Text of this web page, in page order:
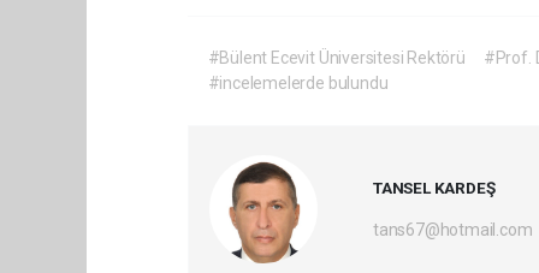
#Bülent Ecevit Üniversitesi Rektörü
#Prof.
#incelemelerde bulundu
TANSEL KARDEŞ
tans67@hotmail.com